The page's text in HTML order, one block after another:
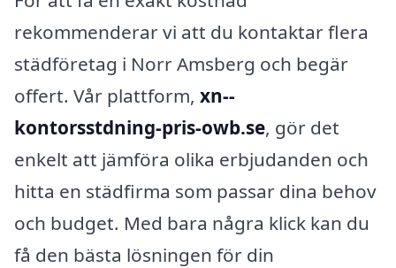
rekommenderar vi att du kontaktar flera
städföretag i Norr Amsberg och begär
offert. Vår plattform, xn--
kontorsstdning-pris-owb.se, gör det
enkelt att jämföra olika erbjudanden och
hitta en städfirma som passar dina behov
och budget. Med bara några klick kan du
få den bästa lösningen för din